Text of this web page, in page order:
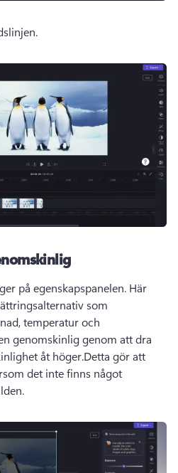
på egenskapspanelen. Här
som
temperatur och
genomskinlig genom att dra
åt höger.Detta gör att
det inte finns något